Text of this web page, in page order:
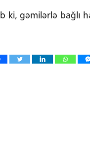
ki, gəmilərlə bağlı